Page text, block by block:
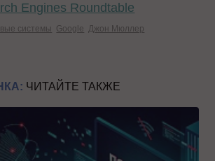
Engines Roundtable
системы Google Джон Мюллер
ЧИТАЙТЕ ТАКЖЕ